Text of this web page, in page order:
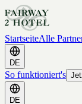
StartseiteAlle
DE
So funktioniert's
DE